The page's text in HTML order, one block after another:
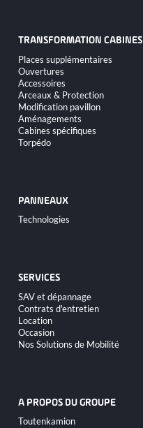
TRANSFORMATION CABINES
Aller
au
contenu
Places supplémentaires
Ouvertures
Accessoires
Arceaux & Protection
Modification pavillon
Aménagements
Cabines spécifiques
Torpédo
PANNEAUX
Aller
au
Technologies
SERVICES
Aller
au
contenu
SAV et dépannage
Contrats d'entretien
Location
Occasion
Nos Solutions de Mobilité
A PROPOS DU GROUPE
Aller
Toutenkamion